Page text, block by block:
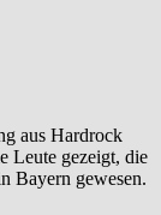
aus Hardrock
Leute gezeigt, die
Bayern gewesen.